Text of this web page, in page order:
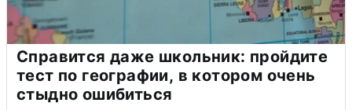
Справится даже школьник: пройдите
тест по географии, в котором очень
стыдно ошибиться